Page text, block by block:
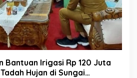
Bantuan Irigasi Rp 120 Juta
Hujan di Sungai